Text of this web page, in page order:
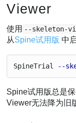
Viewer
使用 --skeleton-
从Spine试用版 中
SpineTrial --
Spine试用版总是
Viewer无法降为旧